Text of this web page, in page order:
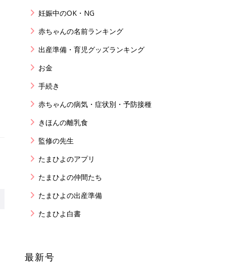
妊娠中のOK・NG
赤ちゃんの名前ランキング
出産準備・育児グッズランキング
お金
手続き
赤ちゃんの病気・症状別・予防接種
きほんの離乳食
監修の先生
たまひよのアプリ
たまひよの仲間たち
たまひよの出産準備
たまひよ白書
最新号